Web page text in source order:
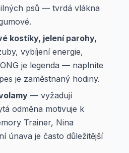
psů — tvrdá vlákna
kostíky, jelení parohy,
vybíjení energie,
je legenda — naplníte
je zaměstnaný hodiny.
— vyžadují
odměna motivuje k
Trainer, Nina
únava je často důležitější